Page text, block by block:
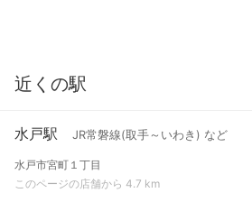
近くの駅
水戸駅 JR常磐線(取手～いわき) など
水戸市宮町１丁目
このページの店舗から 4.7 km